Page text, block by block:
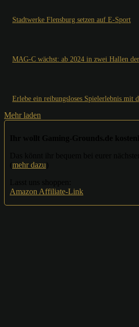
Stadtwerke Flensburg setzen auf E-Sport
MAG-C wächst: ab 2024 in zwei Hallen
Erlebe ein reibungsloses Spielerlebnis mit
Mehr laden
mehr dazu
Amazon Affiliate-Link